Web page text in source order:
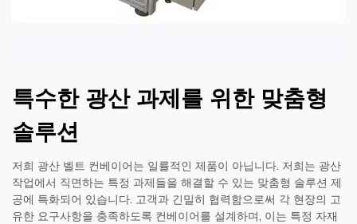
특수한 광산 과제를 위한 맞춤형
솔루션
저희 광산 벨트 컨베이어는 일률적인 제품이 아닙니다. 저희는 광산
작업에서 직면하는 특정 과제들을 해결할 수 있는 맞춤형 솔루션 제
공에 특화되어 있습니다. 고객과 긴밀히 협력함으로써 각 현장의 고
유한 요구사항을 충족하도록 컨베이어를 설계하며, 이는 특정 자재